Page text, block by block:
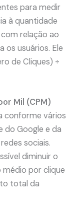
para medir
à quantidade
relação ao
os usuários. Ele
de Cliques) ÷
Mil (CPM)
conforme vários
do Google e da
sociais.
diminuir o
por clique
total da